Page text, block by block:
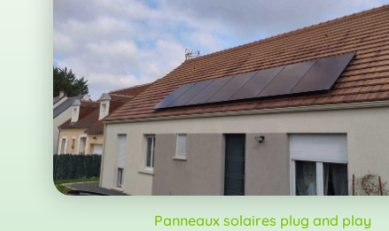
Panneaux solaires plug and play